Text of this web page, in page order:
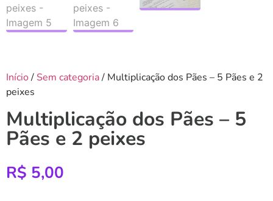
Início/ Sem categoria/ Multiplicação dos Pães – 5 Pães e 2
peixes
Multiplicação dos Pães – 5
Pães e 2 peixes
R$ 5,00